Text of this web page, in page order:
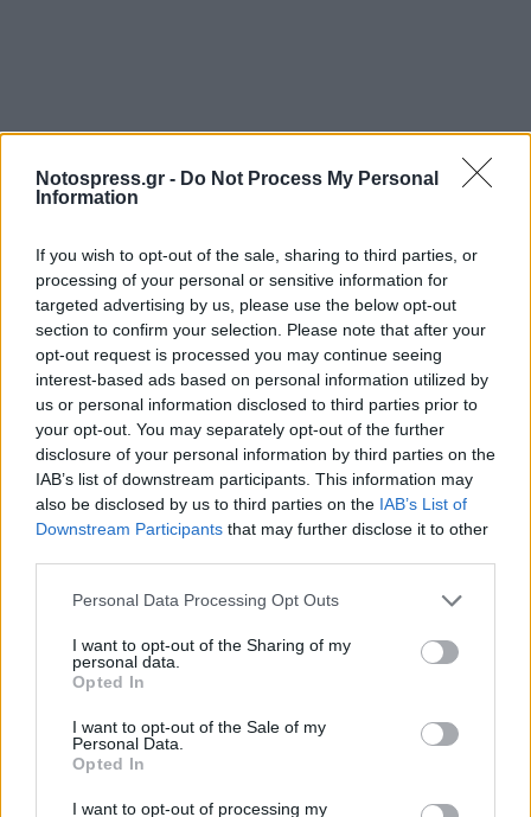
Notospress.gr - Do Not Process My Personal
Information
If you wish to opt-out of the sale, sharing to third parties, or
processing of your personal or sensitive information for
targeted advertising by us, please use the below opt-out
section to confirm your selection. Please note that after your
opt-out request is processed you may continue seeing
interest-based ads based on personal information utilized by
us or personal information disclosed to third parties prior to
your opt-out. You may separately opt-out of the further
disclosure of your personal information by third parties on the
IAB’s list of downstream participants. This information may
also be disclosed by us to third parties on the IAB’s List of
Downstream Participants that may further disclose it to other
Personal Data Processing Opt Outs
I want to opt-out of the Sharing of my
personal data.
Opted In
I want to opt-out of the Sale of my
Personal Data.
Opted In
I want to opt-out of processing my